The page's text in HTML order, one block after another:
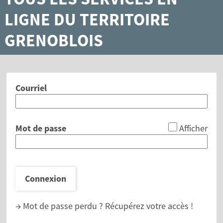
LIGNE DU TERRITOIRE
GRENOBLOIS
Courriel
Mot de passe Afficher
Connexion
→ Mot de passe perdu ? Récupérez votre accès !